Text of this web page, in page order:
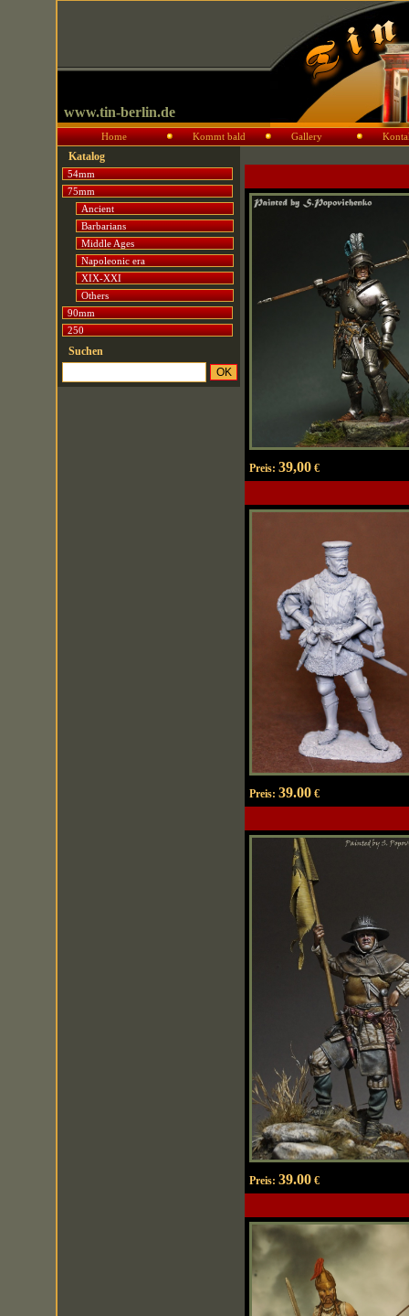
www.tin-berlin.de
Home Kommt bald Gallery
Katalog
54mm
75mm
Ancient
Barbarians
Middle Ages
Napoleonic era
XIX-XXI
Others
90mm
250
Suchen
Preis: 39,00€
Preis: 39.00€
Preis: 39.00€